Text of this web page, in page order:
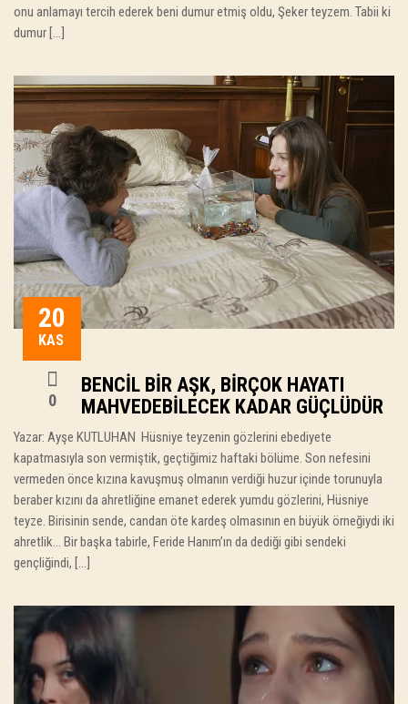
onu anlamayı tercih ederek beni dumur etmiş oldu, Şeker teyzem. Tabii ki
dumur […]
20
KAS
0
BENCIL BIR AŞK, BIRÇOK HAYATI
MAHVEDEBILECEK KADAR GÜÇLÜDÜR
Yazar: Ayşe KUTLUHAN Hüsniye teyzenin gözlerini ebediyete
kapatmasıyla son vermiştik, geçtiğimiz haftaki bölüme. Son nefesini
vermeden önce kızına kavuşmuş olmanın verdiği huzur içinde torunuyla
beraber kızını da ahretliğine emanet ederek yumdu gözlerini, Hüsniye
teyze. Birisinin sende, candan öte kardeş olmasının en büyük örneğiydi iki
ahretlik… Bir başka tabirle, Feride Hanım’ın da dediği gibi sendeki
gençliğindi, […]